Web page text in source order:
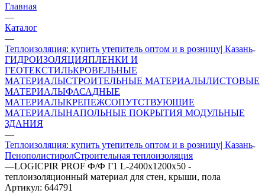
Главная
—
Каталог
—
Теплоизоляция: купить утепитель оптом и в розницу| Казань
ГИДРОИЗОЛЯЦИЯПЛЕНКИ И
ГЕОТЕКСТИЛЬКРОВЕЛЬНЫЕ
МАТЕРИАЛЫСТРОИТЕЛЬНЫЕ МАТЕРИАЛЫЛИСТОВЫЕ
МАТЕРИАЛЫФАСАДНЫЕ
МАТЕРИАЛЫКРЕПЕЖСОПУТСТВУЮЩИЕ
МАТЕРИАЛЫНАПОЛЬНЫЕ ПОКРЫТИЯ МОДУЛЬНЫЕ
ЗДАНИЯ
—
Теплоизоляция: купить утепитель оптом и в розницу| Казань
ПенополистиролСтроительная теплоизоляция
—LOGICPIR PROF Ф/Ф Г1 L-2400х1200х50 -
теплоизоляционный материал для стен, крыши, пола
Артикул: 644791